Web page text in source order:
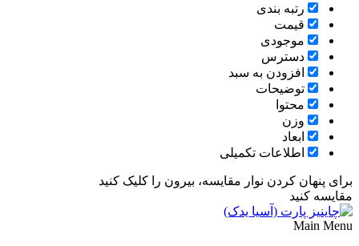
رتبه بندی
قیمت
موجودی
دسترس
افزودن به سبد
توضیحات
محتوا
وزن
ابعاد
اطلاعات تکمیلی
برای پنهان کردن نوار مقایسه، بیرون را کلیک کنید
مقایسه کنید
Main Menu